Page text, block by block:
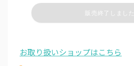
販売終了しました
お取り扱いショップはこちら